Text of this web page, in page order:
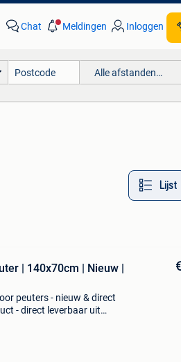
Chat Meldingen Inloggen
Alle afstanden…
Lijst
| 140x70cm | Nieuw |
peuters - nieuw & direct
- direct leverbaar uit